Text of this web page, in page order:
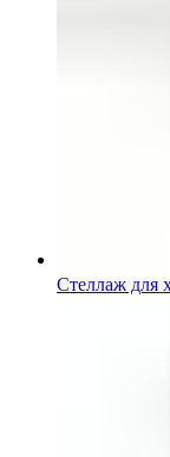
Стеллаж для